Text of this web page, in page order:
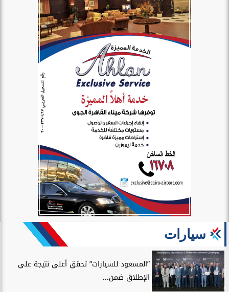
سيارات
”المسعود للسيارات” تحقق أعلى نتيجة على
الإطلاق ضمن...